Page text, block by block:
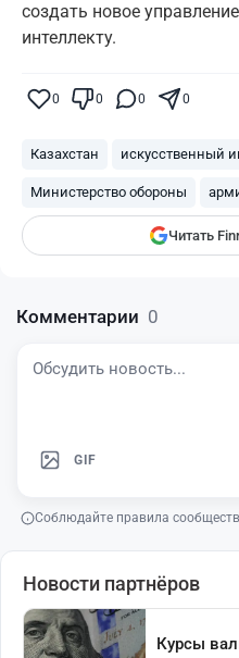
создать новое
интеллекту.
0 0 0 0
Казахстан искусственный
Министерство обороны
Читать
Комментарии 0
GIF
Соблюдайте правила